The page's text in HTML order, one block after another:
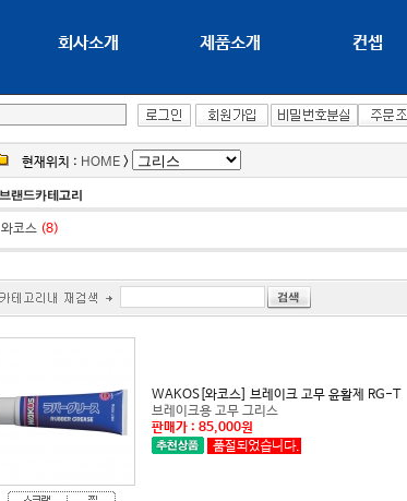
회사소개 제품소개 컨셉
현재위치 : HOME >
와코스 (8)
WAKOS[와코스] 브레이크 고무 윤활제 RG-T
브레이크용 고무 그리스
판매가 : 85,000원